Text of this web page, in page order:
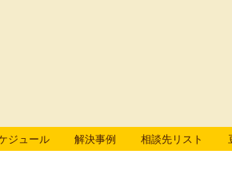
ジュール 解決事例 相談先リスト